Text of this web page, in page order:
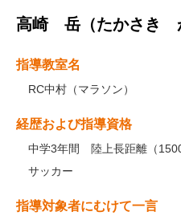
高崎 岳（たかさき
指導教室名
RC中村（マラソン）
経歴および指導資格
中学3年間 陸上長距離（
サッカー
指導対象者にむけて一言